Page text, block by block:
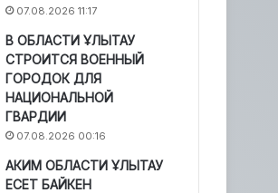
07.08.2026 11:17
В ОБЛАСТИ ҰЛЫТАУ
СТРОИТСЯ ВОЕННЫЙ
ГОРОДОК ДЛЯ
НАЦИОНАЛЬНОЙ
ГВАРДИИ
07.08.2026 00:16
АКИМ ОБЛАСТИ ҰЛЫТАУ
ЕСЕТ БАЙКЕН